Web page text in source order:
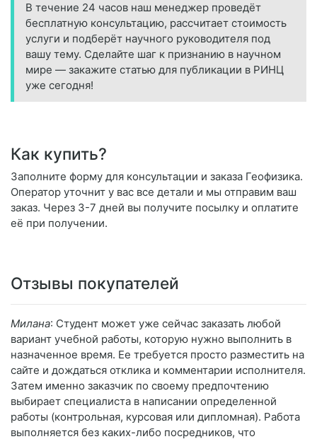
В течение 24 часов наш менеджер проведёт
бесплатную консультацию, рассчитает стоимость
услуги и подберёт научного руководителя под
вашу тему. Сделайте шаг к признанию в научном
мире — закажите статью для публикации в РИНЦ
уже сегодня!
Как купить?
Заполните форму для консультации и заказа Геофизика.
Оператор уточнит у вас все детали и мы отправим ваш
заказ. Через 3-7 дней вы получите посылку и оплатите
её при получении.
Отзывы покупателей
Милана: Студент может уже сейчас заказать любой
вариант учебной работы, которую нужно выполнить в
назначенное время. Ее требуется просто разместить на
сайте и дождаться отклика и комментарии исполнителя.
Затем именно заказчик по своему предпочтению
выбирает специалиста в написании определенной
работы (контрольная, курсовая или дипломная). Работа
выполняется без каких-либо посредников, что